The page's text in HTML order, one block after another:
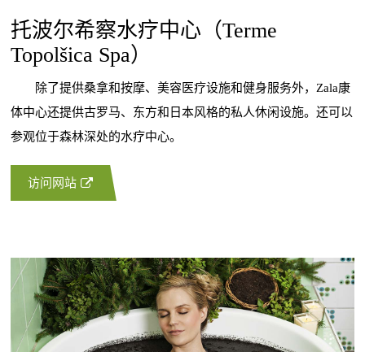
托波尔希察水疗中心（Terme
Topolšica Spa）
除了提供桑拿和按摩、美容医疗设施和健身服务外，Zala康
体中心还提供古罗马、东方和日本风格的私人休闲设施。还可以
参观位于森林深处的水疗中心。
访问网站